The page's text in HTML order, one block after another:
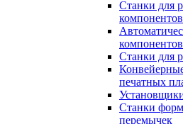
Станки для
компонентов
компонентов
Станки для
печатных
Станки
перемычек